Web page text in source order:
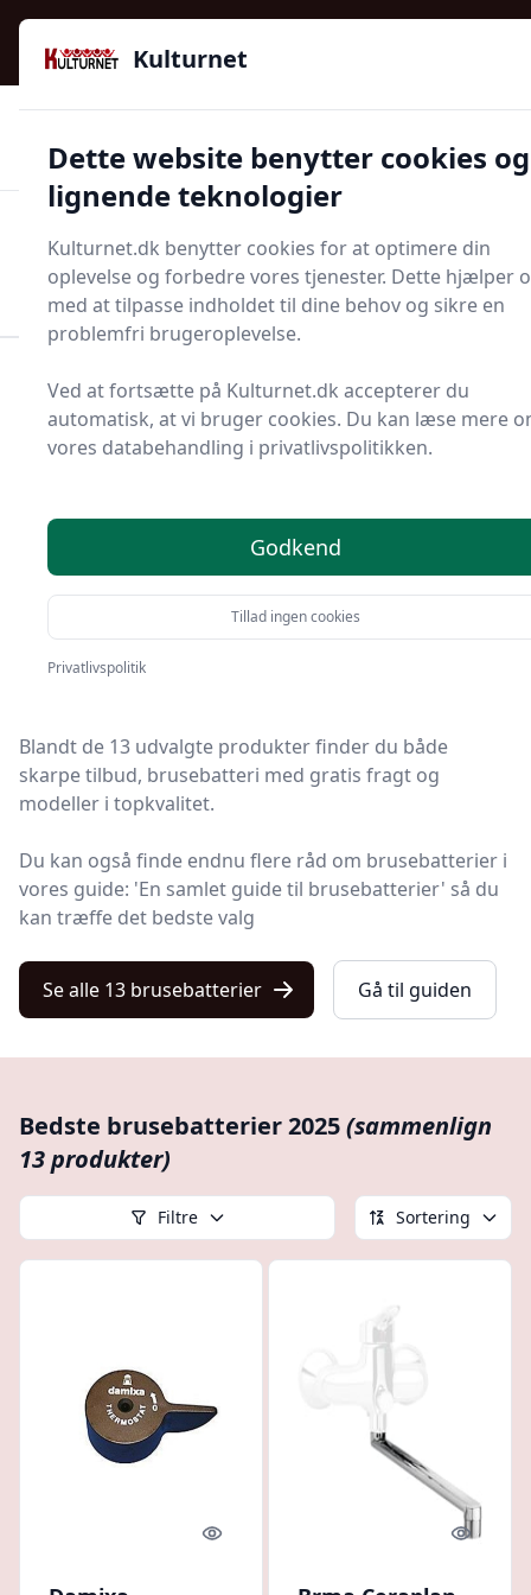
Kulturnet - Alt Det Gode I Livet | Din Kulturguide Siden
2016
97 kategorier 👍Kun godkendte butikker
Start søgning
Start søgning
Forside Bolig og indretning
Badeværelse og Sauna
Bruser og badekar
Brusebatteri
Bedste brusebatterier
2025 - sammenlign 13
produkter
Kulturnet er stedet at finde brusebatterier. Vi har
samlet 13 top-produkter, så du hurtigt kan vælge det
Blandt de 13 udvalgte produkter finder du både
skarpe tilbud, brusebatteri med gratis fragt og
modeller i topkvalitet.
Du kan også finde endnu flere råd om brusebatterier i
vores guide: 'En samlet guide til brusebatterier' så du
kan træffe det bedste valg
Se alle 13 brusebatterier Gå til guiden
Bedste brusebatterier 2025(sammenlign
13 produkter)
Filtre Sortering
Quick look Quick
Kulturnet
Dette website benytter cookies og
lignende teknologier
Kulturnet.dk benytter cookies for at optimere din
oplevelse og forbedre vores tjenester. Dette hjælper
med at tilpasse indholdet til dine behov og sikre en
problemfri brugeroplevelse.
Ved at fortsætte på Kulturnet.dk accepterer du
automatisk, at vi bruger cookies. Du kan læse mere
vores databehandling i privatlivspolitikken.
Godkend
Tillad ingen cookies
Privatlivspolitik